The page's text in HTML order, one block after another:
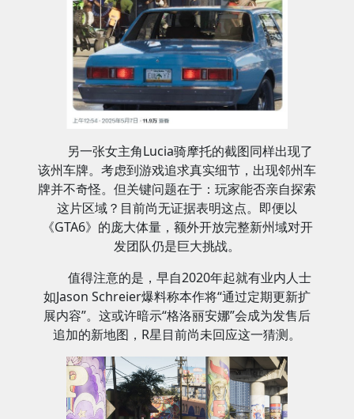
另一张女主角Lucia骑摩托的截图同样出现了
该州车牌。考虑到游戏追求真实细节，出现邻州车
牌并不奇怪。但关键问题在于：玩家能否亲自探索
这片区域？目前尚无证据表明这点。即便以
《GTA6》的庞大体量，额外开放完整新州域对开
发团队仍是巨大挑战。
值得注意的是，早自2020年起就有业内人士
如Jason Schreier爆料称本作将“通过定期更新扩
展内容”。这或许暗示“格洛丽安娜”会成为发售后
追加的新地图，R星目前尚未回应这一猜测。